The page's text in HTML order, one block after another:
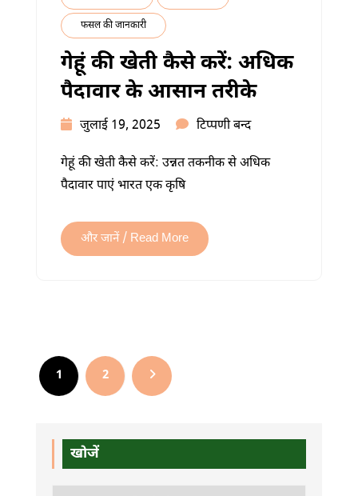
फसल की जानकारी
गेहूं की खेती कैसे करें: अधिक
पैदावार के आसान तरीके
जुलाई 19, 2025 टिप्पणी बन्दगेहूं
खेती
गेहूं की खेती कैसे करें: उन्नत तकनीक से अधिक
पैदावार पाएं भारत एक कृषि
और जानें / Read More
pagination
1 2
खोजें